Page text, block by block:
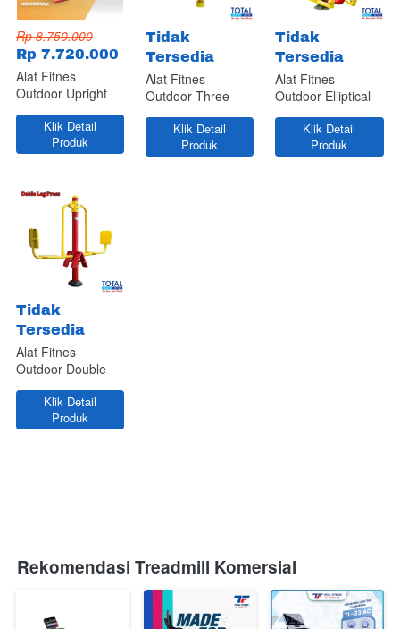
Rp 8.750.000
Rp 7.720.000
Alat Fitnes
Outdoor Upright
Klik Detail
Produk
Tidak
Tersedia
Alat Fitnes
Outdoor Three
TtwisterKlik Detail
Produk
Tidak
Tersedia
Alat Fitnes
Outdoor Elliptical
Klik Detail
Produk
Tidak
Tersedia
Alat Fitnes
Outdoor Double
Leg Press
Klik Detail
Produk
Rekomendasi Treadmill Komersial